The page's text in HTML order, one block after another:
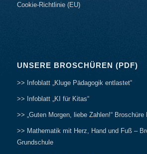
Cookie-Richtlinie (EU)
UNSERE BROSCHÜREN (PDF)
>> Infoblatt „Kluge Pädagogik entlastet“
>> Infoblatt „KI für Kitas“
>> „Guten Morgen, liebe Zahlen!“ Broschüre
>> Mathematik mit Herz, Hand und Fuß –
Grundschule